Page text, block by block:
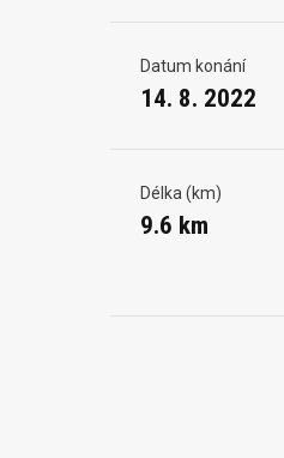
Datum konání
14. 8. 2022
Délka (km)
9.6 km